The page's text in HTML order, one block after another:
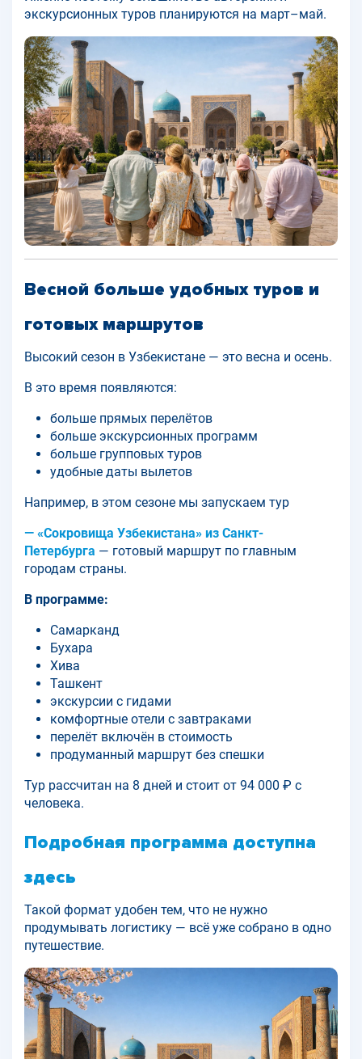
экскурсионных туров планируются на март–май.
Весной больше удобных туров и
готовых маршрутов
Высокий сезон в Узбекистане — это весна и осень.
В это время появляются:
больше прямых перелётов
больше экскурсионных программ
больше групповых туров
удобные даты вылетов
Например, в этом сезоне мы запускаем тур
— «Сокровища Узбекистана» из Санкт-
Петербурга — готовый маршрут по главным
городам страны.
В программе:
Самарканд
Бухара
Хива
Ташкент
экскурсии с гидами
комфортные отели с завтраками
перелёт включён в стоимость
продуманный маршрут без спешки
Тур рассчитан на 8 дней и стоит от 94 000 ₽ с
человека.
Подробная программа доступна
здесь
Такой формат удобен тем, что не нужно
продумывать логистику — всё уже собрано в одно
путешествие.